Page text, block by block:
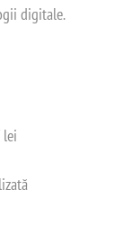
digitale.
lei